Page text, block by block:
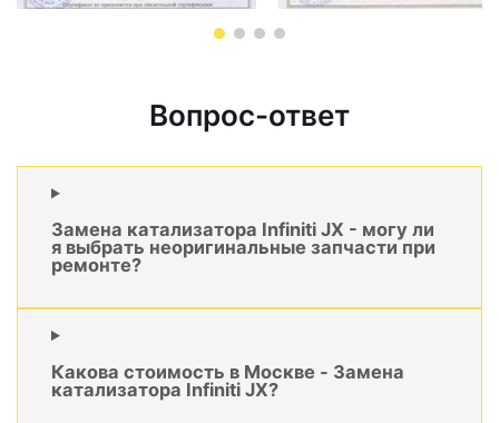
Вопрос-ответ
Замена катализатора Infiniti JX - могу ли
я выбрать неоригинальные запчасти при
ремонте?
Какова стоимость в Москве - Замена
катализатора Infiniti JX?